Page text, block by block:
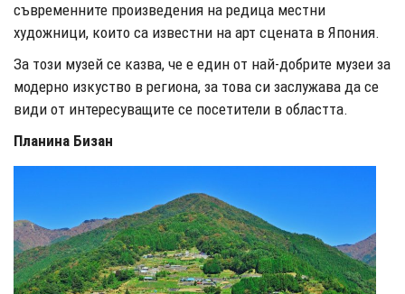
съвременните произведения на редица местни
художници, които са известни на арт сцената в Япония.
За този музей се казва, че е един от най-добрите музеи за
модерно изкуство в региона, за това си заслужава да се
види от интересуващите се посетители в областта.
Планина Бизан